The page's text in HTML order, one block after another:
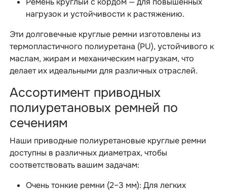
нагрузок и устойчивости к растяжению.
Эти долговечные круглые ремни изготовлены из
термопластичного полиуретана (PU), устойчивого к
маслам, жирам и механическим нагрузкам, что
делает их идеальными для различных отраслей.
Ассортимент приводных
полиуретановых ремней по
сечениям
Наши приводные полиуретановые круглые ремни
доступны в различных диаметрах, чтобы
соответствовать вашим задачам:
Очень тонкие ремни (2–3 мм): Для легких